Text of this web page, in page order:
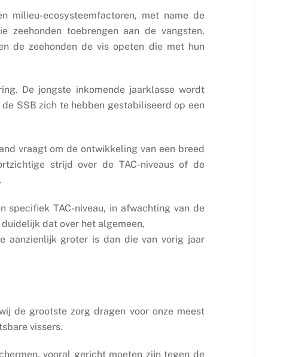
milieu-ecosysteemfactoren, met name de
zeehonden toebrengen aan de vangsten,
de zeehonden de vis opeten die met hun
De jongste inkomende jaarklasse wordt
SSB zich te hebben gestabiliseerd op een
vraagt om de ontwikkeling van een breed
strijd over de TAC-niveaus of de
specifiek TAC-niveau, in afwachting van de
dat over het algemeen,
aanzienlijk groter is dan die van vorig jaar
de grootste zorg dragen voor onze meest
vissers.
vooral gericht moeten zijn tegen de